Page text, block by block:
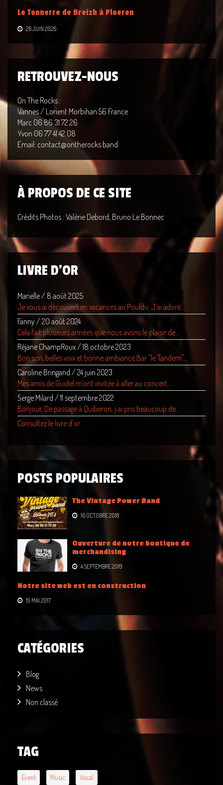
Le Tonnerre de Breizh à Ploeren
26 JUIN 2026
RETROUVEZ-NOUS
On The Rocks :
Vannes / Lorient Morbihan 56 France
Marc 06 86 31 72 26
Yvon 06 77 41 42 08
Email: contact@ontherocks.band
À PROPOS DE CE SITE
Crédits Photos : Valérie Debord, Bruno Le Bonnec
LIVRE D'OR
Marielle/ 8 août 2025
Je vous ai découvert en vacances au Pouldu. J'ai adoré...
Fanny/ 20 août 2024
Cela fait plusieurs années que nous avons le plaisir de...
Réjane ChampRoux/18 octobre 2023
Bon son, belles voix et bonne ambiance Bar "le Tandem"...
Caroline Bringand / 24 juin 2023
Mes amis de Guidel m’ont invitée à aller au concert...
Serge Milard / 11 septembre 2022
Bonjour, De passage à Quiberon, j ai pris beaucoup de...
Consultez le livre d'or
POSTS POPULAIRES
The Vintage Power Band
16 OCTOBRE 2018
Ouverture de notre boutique de
merchandising
4 SEPTEMBRE 2019
Notre site web est en construction
19 MAI 2017
CATÉGORIES
Blog
News
Non classé
TAG
Event Music Vocal